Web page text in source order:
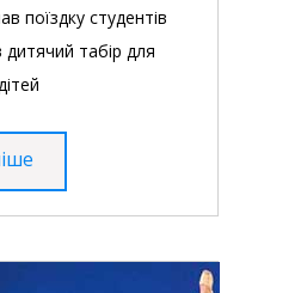
поїздку студентів
табір для